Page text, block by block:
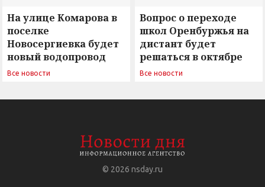
На улице Комарова в
поселке
Новосергиевка будет
новый водопровод
Все новости
Вопрос о переходе
школ Оренбуржья на
дистант будет
решаться в октябре
Все новости
© 2026 nsday.ru